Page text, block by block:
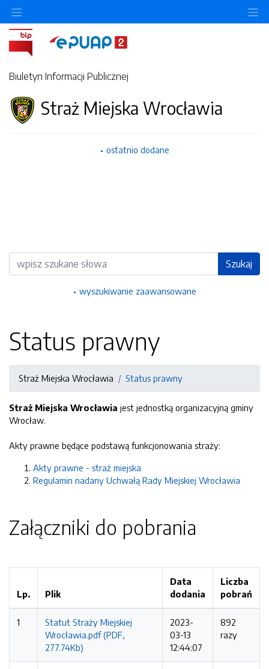
Biuletyn Informacji Publicznej
Straż Miejska Wrocławia
ostatnio dodane
Wyszukiwarka Szukaj
wyszukiwanie zaawansowane
Status prawny
Straż Miejska Wrocławia Status prawny
Straż Miejska Wrocławia jest jednostką organizacyjną gminy
Wrocław.
Akty prawne będące podstawą funkcjonowania straży:
Akty prawne - straż miejska
Regulamin nadany Uchwałą Rady Miejskiej Wrocławia
Załączniki do pobrania
Lp. Plik
Data
dodania
Liczba
pobrań
1
Statut Straży Miejskiej
Wrocławia.pdf (PDF,
277.74Kb)
2023-
03-13
12:44:07
892
razy